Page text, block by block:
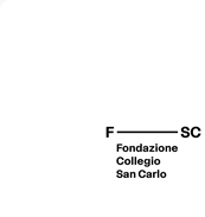
FSC 400